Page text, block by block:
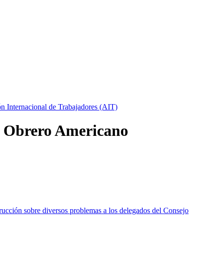
Internacional de Trabajadores (AIT)
Obrero Americano
sobre diversos problemas a los delegados del Consejo